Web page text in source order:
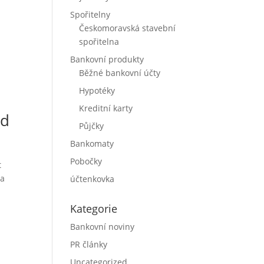
Spořitelny
Českomoravská stavební
spořitelna
Bankovní produkty
Běžné bankovní účty
Hypotéky
Kreditní karty
Půjčky
Bankomaty
Pobočky
účtenkovka
Kategorie
Bankovní noviny
PR články